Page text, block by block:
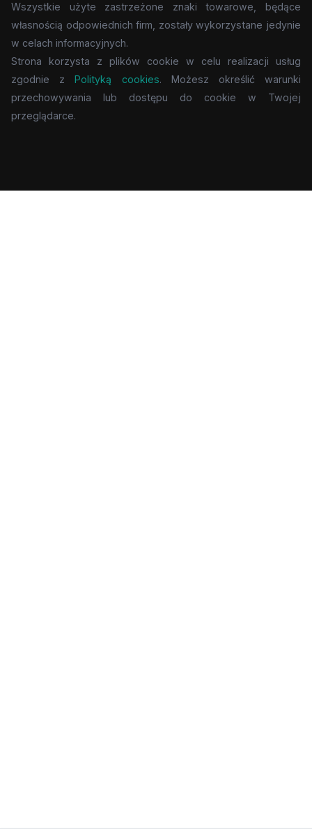
Wszystkie użyte zastrzeżone znaki towarowe, będące
własnością odpowiednich firm, zostały wykorzystane jedynie
w celach informacyjnych.
Strona korzysta z plików cookie w celu realizacji usług
zgodnie zPolityką cookies. Możesz określić warunki
przechowywania lub dostępu do cookie w Twojej
przeglądarce.